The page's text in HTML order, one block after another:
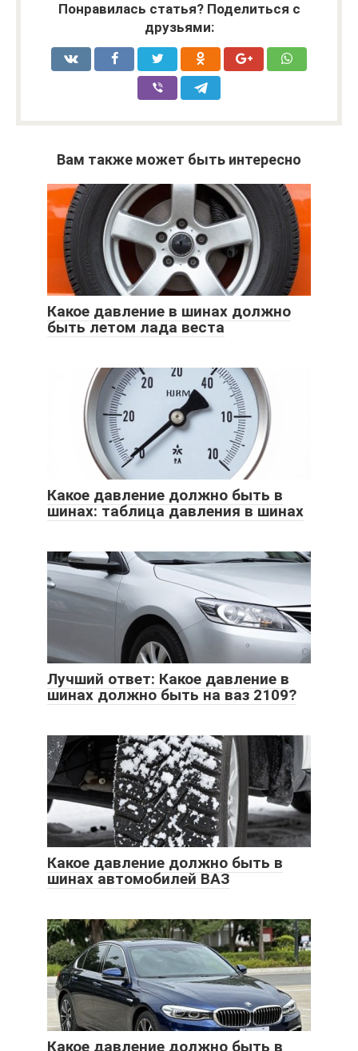
Понравилась статья? Поделиться с
друзьями:
Вам также может быть интересно
Какое давление в шинах должно
быть летом лада веста
Какое давление должно быть в
шинах: таблица давления в шинах
Лучший ответ: Какое давление в
шинах должно быть на ваз 2109?
Какое давление должно быть в
шинах автомобилей ВАЗ
Какое давление должно быть в